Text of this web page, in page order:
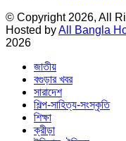
© Copyright 2026, All
Hosted byAll Bangla
2026
জাতীয়
বগুড়ার খবর
সারাদেশ
শিল্প-সাহিত্য-সংস্কৃতি
শিক্ষা
ক্রীড়া